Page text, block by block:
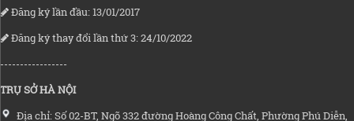
Đăng ký lần đầu: 13/01/2017
Đăng ký thay đổi lần thứ 3: 24/10/2022
-----------------
TRỤ SỞ HÀ NỘI
Địa chỉ: Số 02-BT, Ngõ 332 đường Hoàng Công Chất, Phường Phú Diễn,